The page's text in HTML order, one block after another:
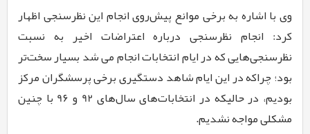
وی با اشاره به برخی موانع پیش‌روی انجام این نظرسنجی اظهار
کرد: انجام نظرسنجی درباره اعتراضات اخیر به نسبت
نظرسنجی‌هایی که در ایام انتخابات انجام می شد بسیار سخت‌تر
بود؛ چراکه در این ایام شاهد دستگیری برخی پرسشگران مرکز
بودیم، در حالیکه در انتخابات‌های سال‌های 92 و 9۶ با چنین
مشکلی مواجه نشدیم.